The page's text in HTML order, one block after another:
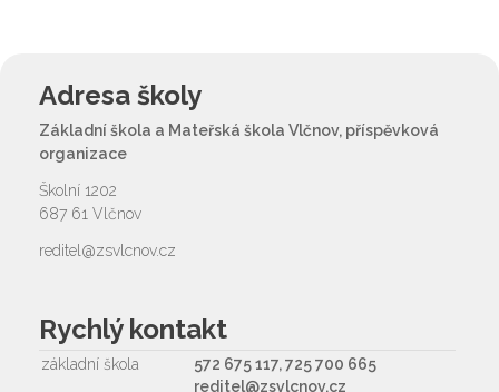
Adresa školy
Základní škola a Mateřská škola Vlčnov, příspěvková
organizace
Školní 1202
687 61 Vlčnov
reditel@zsvlcnov.cz
Rychlý kontakt
základní škola
572 675 117, 725 700 665
reditel@zsvlcnov.cz